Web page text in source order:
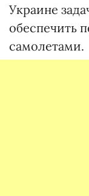
Украине
обеспечить
самолетами.